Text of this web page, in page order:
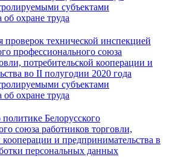
субъектами
об охране труда
проверок технической инспекцией
профессионального союза
потребительской кооперации и
во II полугодии 2020 года
субъектами
об охране труда
Белорусского
союза работников торговли,
кооперации и предпринимательства в
персональных данных